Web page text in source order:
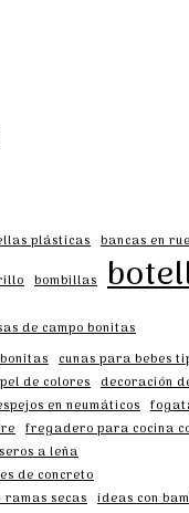
plásticas bancas en
bombillas
de campo bonitas
cunas para bebes
de colores decoración
en neumáticos
fregadero para cocina
a leña
de concreto
secas ideas con